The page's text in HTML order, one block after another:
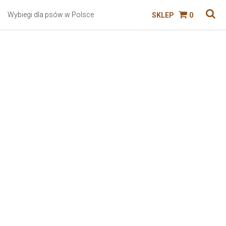
Wybiegi dla psów w Polsce SKLEP 0